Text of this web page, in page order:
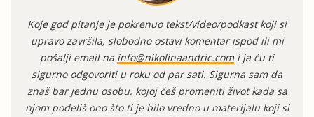
Koje god pitanje je pokrenuo tekst/video/podkast koji si
upravo završila, slobodno ostavi komentar ispod ili mi
pošalji email na info@nikolinaandric.comi ja ću ti
sigurno odgovoriti u roku od par sati. Sigurna sam da
znaš bar jednu osobu, kojoj ćeš promeniti život kada sa
njom podeliš ono što ti je bilo vredno u materijalu koji si